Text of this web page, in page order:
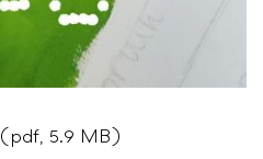
(pdf, 5.9 MB)